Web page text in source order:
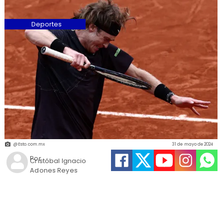
@Esto.com.mx
Cristóbal Ignacio
Adones Reyes
31 de mayo de 2024
Deportes
Por